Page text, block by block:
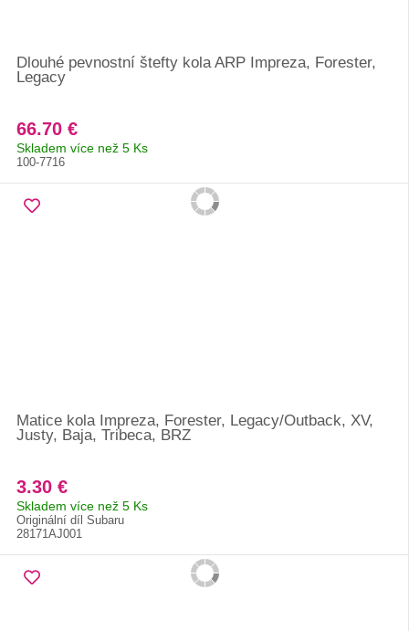
Dlouhé pevnostní štefty kola ARP Impreza, Forester,
Legacy
66.70 €
Skladem více než 5 Ks
100-7716
Matice kola Impreza, Forester, Legacy/Outback, XV,
Justy, Baja, Tribeca, BRZ
3.30 €
Skladem více než 5 Ks
Originální díl Subaru
28171AJ001